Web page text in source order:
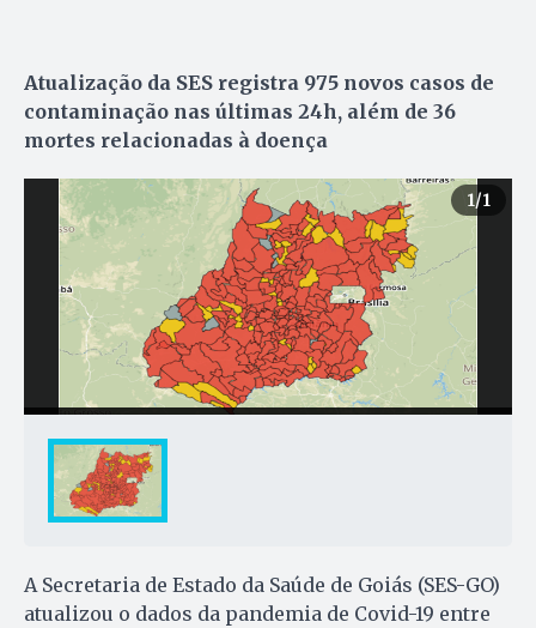
Atualização da SES registra 975 novos casos de
contaminação nas últimas 24h, além de 36
mortes relacionadas à doença
1/1
A Secretaria de Estado da Saúde de Goiás (SES-GO)
atualizou o dados da pandemia de Covid-19 entre